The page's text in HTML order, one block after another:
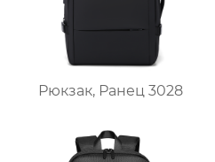
Рюкзак, Ранец 3028